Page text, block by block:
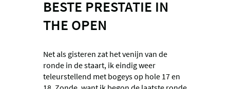
BESTE PRESTATIE IN
THE OPEN
Net als gisteren zat het venijn van de
ronde in de staart, ik eindig weer
teleurstellend met bogeys op hole 17 en